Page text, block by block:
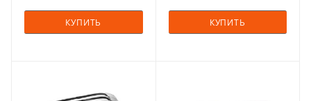
Вес, кг
КУПИТЬ
Солнечная + 1
литиеваяКУПИТЬ
прозрачные